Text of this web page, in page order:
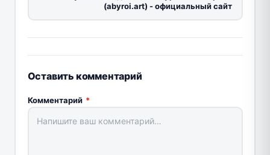
(abyroi.art) - официальный сайт
Оставить комментарий
Комментарий *